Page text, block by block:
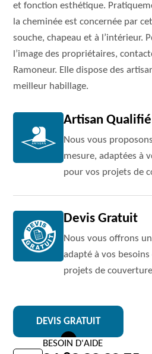
et fonction esthétique.
la cheminée est concernée par
souche, chapeau et à l’intérieur.
l’image des propriétaires,
Ramoneur. Elle dispose des
meilleur habillage.
Artisan Qualifié
Nous vous
mesure, adaptées à
pour vos projets de
Devis Gratuit
Nous vous offrons
adapté à vos
projets de
DEVIS GRATUIT
BESOIN D'AIDE